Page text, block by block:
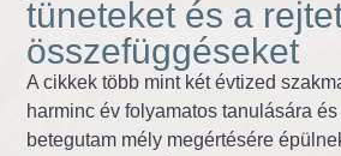
tüneteket és a
összefüggéseket
A cikkek több mint két évtized
harminc év folyamatos tanulására
betegutam mély megértésére